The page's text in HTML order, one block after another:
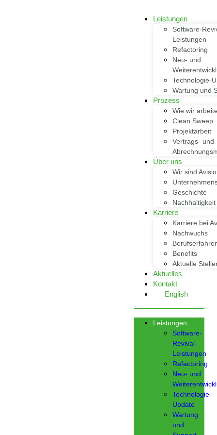
Leistungen
Software-
Leistungen
Refactoring
Neu- und
Technologie-
Wartung und
Prozess
Wie wir
Clean Sweep
Projektarbeit
Vertrags- und
Über uns
Wir sind
Geschichte
Nachhaltigkeit
Karriere
Karriere bei
Nachwuchs
Benefits
Aktuelle
Aktuelles
Kontakt
English
Leistungen
Software-
Revival-
Leistungen
Refactoring
Neu- und
Technologie-
Update
Wartung
und